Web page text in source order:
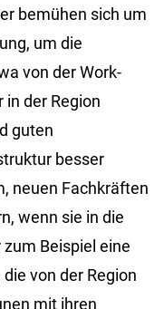
bemühen sich um
um die
von der Work-
in der Region
guten
besser
neuen Fachkräften
wenn sie in die
Beispiel eine
von der Region
mit ihren